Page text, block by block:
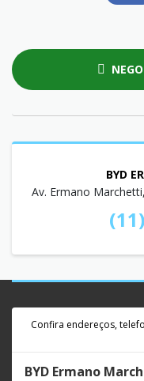
BYD
Av. Ermano
Confira endereços,
BYD Ermano